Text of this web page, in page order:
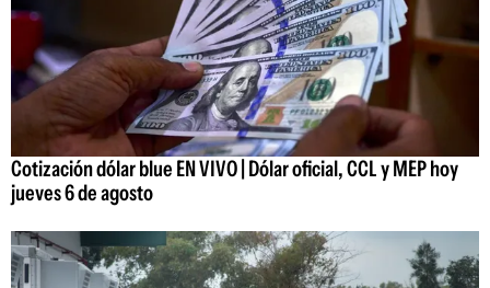
Cotización dólar blue EN VIVO | Dólar oficial, CCL y MEP hoy
jueves 6 de agosto